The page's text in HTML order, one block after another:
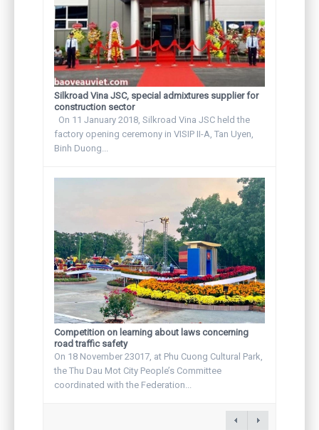
Silkroad Vina JSC, special admixtures supplier for
construction sector
On 11 January 2018, Silkroad Vina JSC held the
factory opening ceremony in VISIP II-A, Tan Uyen,
Binh Duong...
Competition on learning about laws concerning
road traffic safety
On 18 November 23017, at Phu Cuong Cultural Park,
the Thu Dau Mot City People’s Committee
coordinated with the Federation...